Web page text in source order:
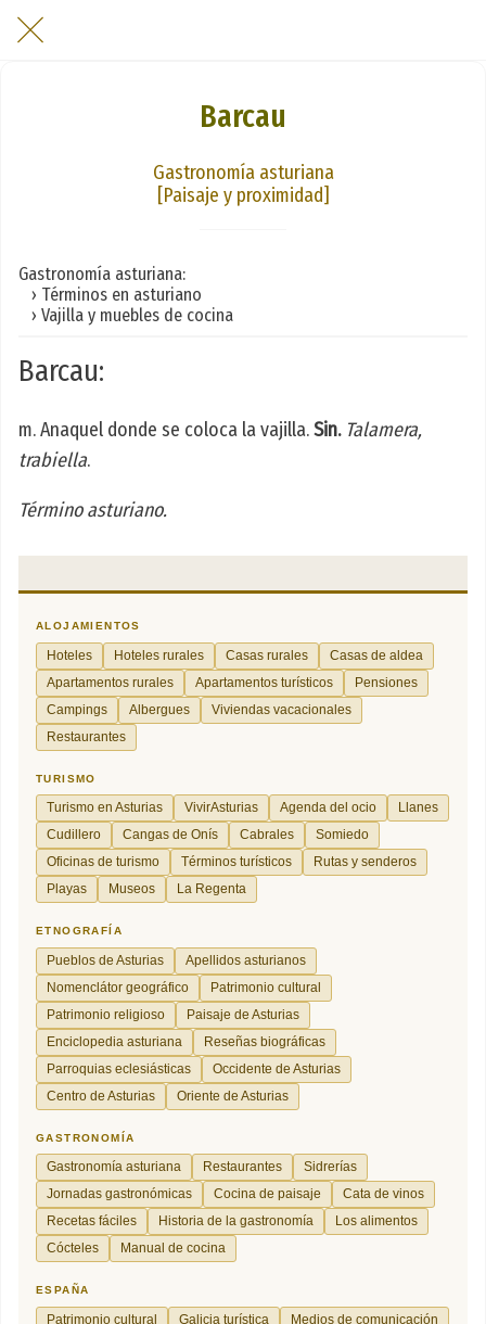
Barcau
Gastronomía asturiana
[Paisaje y proximidad]
Gastronomía asturiana:
› Términos en asturiano
› Vajilla y muebles de cocina
Barcau:
m. Anaquel donde se coloca la vajilla.Sin. Talamera,
trabiella.
Término asturiano.